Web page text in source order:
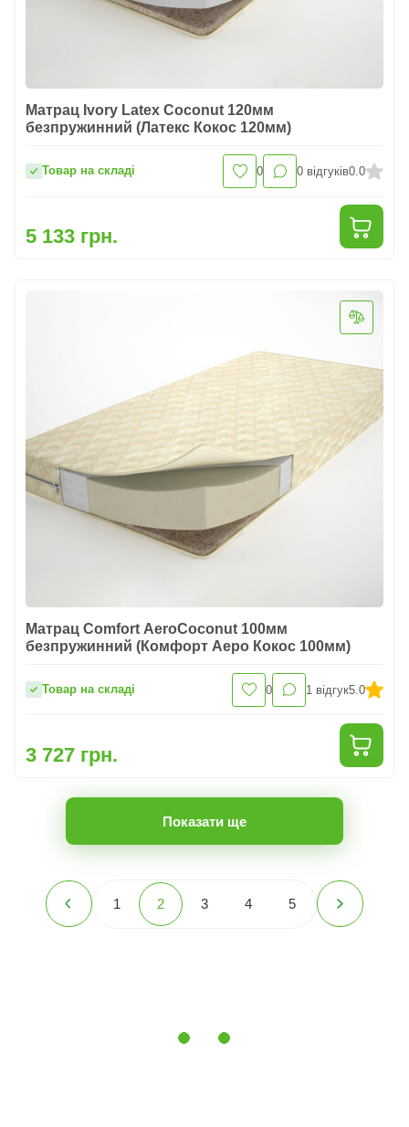
Матрац Ivory Latex Coconut 120мм
безпружинний (Латекс Кокос 120мм)
Товар на складі 0 0 відгуків0.0
5 133 грн.
Матрац Comfort AeroCoconut 100мм
безпружинний (Комфорт Аеро Кокос 100мм)
Товар на складі 0 1 відгук5.0
3 727 грн.
Показати ще
1 2 3 4 5